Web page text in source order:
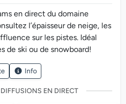
en direct du domaine
l’épaisseur de neige, les
sur les pistes. Idéal
de ski ou de snowboard!
Info
EN DIRECT